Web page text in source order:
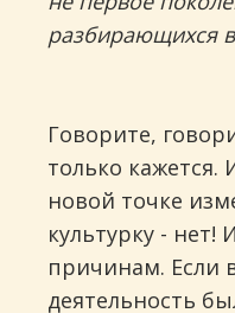
разбирающихся
Говорите,
только кажется.
новой точке
культурку - нет!
причинам. Если
деятельность